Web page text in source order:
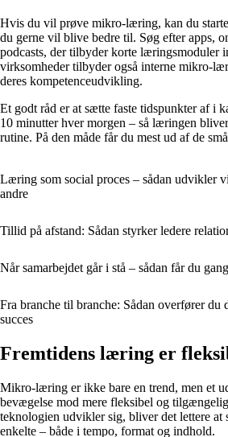
Hvis du vil prøve mikro-læring, kan du
du gerne vil blive bedre til. Søg efter apps,
podcasts, der tilbyder korte læringsmoduler
virksomheder tilbyder også interne mikro-
deres kompetenceudvikling.
Et godt råd er at sætte faste tidspunkter af i
10 minutter hver morgen – så læringen
rutine. På den måde får du mest ud af de
Læring som social proces – sådan udvikler
andre
Tillid på afstand: Sådan styrker ledere
Når samarbejdet går i stå – sådan får du
Fra branche til branche: Sådan overfører du
succes
Fremtidens læring er
Mikro-læring er ikke bare en trend, men et
bevægelse mod mere fleksibel og
teknologien udvikler sig, bliver det lettere
enkelte – både i tempo, format og indhold.